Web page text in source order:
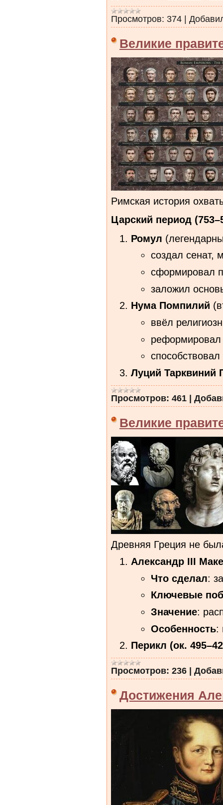
Просмотров: 374
Великие
Римская история
Царский период
Ромул
создал сенат,
сформировал
заложил
Нума Помпилий
ввёл
реформировал
Луций Тарквиний
Просмотров: 461 |
Великие
Древняя Греция не
Александр III
Что сделал:
Ключевые
Значение:
Особенность:
Перикл (ок.
Просмотров: 236 |
Достижения